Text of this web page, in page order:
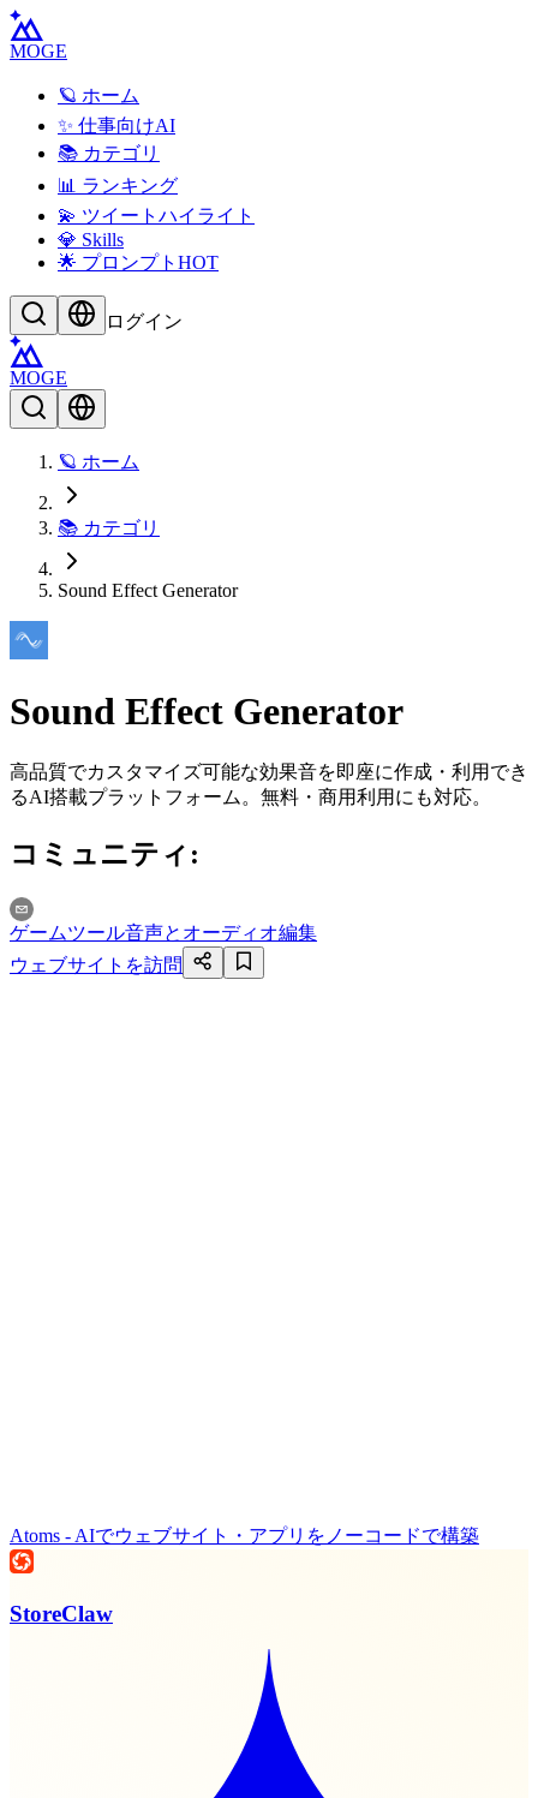
MOGE
🪐 ホーム
✨ 仕事向けAI
📚 カテゴリ
📊 ランキング
💫 ツイートハイライト
💎 Skills
🌟 プロンプト HOT
ログイン
MOGE
🪐 ホーム
📚 カテゴリ
Sound Effect Generator
Sound Effect Generator
高品質でカスタマイズ可能な効果音を即座に作成・利用でき
るAI搭載プラットフォーム。無料・商用利用にも対応。
コミュニティ :
ゲームツール音声とオーディオ編集
ウェブサイトを訪問
Atoms - AIでウェブサイト・アプリをノーコードで構築
StoreClaw